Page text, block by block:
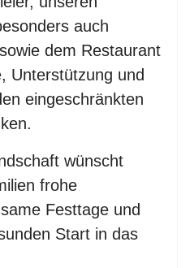
auch
dem Restaurant
Unterstützung und
eingeschränkten
wünscht
frohe
Festtage und
Start in das